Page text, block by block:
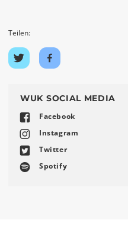
Teilen:
Auf
Twitter
Auf
Facebook
WUK SOCIAL MEDIA
Facebook
Instagram
Twitter
Spotify